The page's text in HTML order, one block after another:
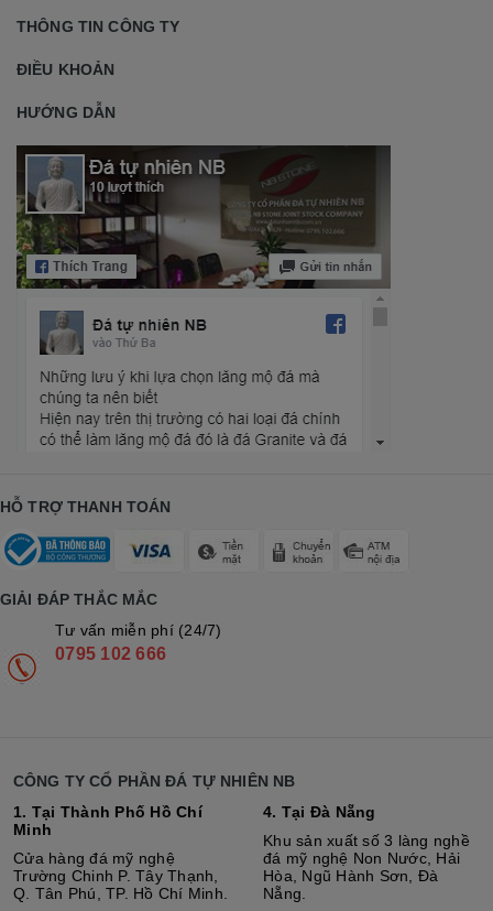
THÔNG TIN CÔNG TY
ĐIỀU KHOẢN
HƯỚNG DẪN
HỖ TRỢ THANH TOÁN
GIẢI ĐÁP THẮC MẮC
Tư vấn miễn phí (24/7)
0795 102 666
CÔNG TY CỔ PHẦN ĐÁ TỰ NHIÊN NB
1. Tại Thành Phố Hồ Chí
Minh
Cửa hàng đá mỹ nghệ
Trường Chinh P. Tây Thạnh,
Q. Tân Phú, TP. Hồ Chí Minh.
4. Tại Đà Nẵng
Khu sản xuất số 3 làng nghề
đá mỹ nghệ Non Nước, Hải
Hòa, Ngũ Hành Sơn, Đà
Nẵng.